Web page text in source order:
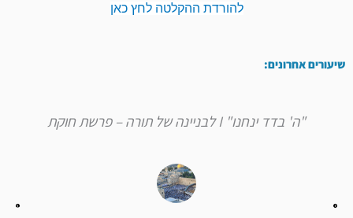
להורדת ההקלטה לחץ כאן
שיעורים אחרונים:
"ה' בדד ינחנו" I לבניינה של תורה – פרשת חוקת